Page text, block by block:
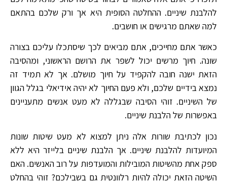
להלבנת שיניים. ההחלטה הסופית היא אך ורק שלכם בהתאם
למה שאתם מרגישים או חושבים.
כאשר אתם מחייכים, אתם מביאים לכך שיסתכלו עליכם בצורה
שונה. חיוך מרשים יכול לשפר את הרושם הראשוני, ומהסיבה
הזאת ישנה חובה להקפיד על חיוך מושלם. אך לא תמיד זה
נמצא בידיים שלכם, ולא פעם החיוך לא יהיה אידיאלי בגלל הגוון
של השיניים. זוהי הסיבה שבגללה לא מעט אנשים מתעניינים
באפשרות של הלבנת שיניים.
נכון לכתיבת שורות אלה ניתן למצוא לא מעט שיטות שונות
המיועדות להלבנת שיניים. אך הלבנת שיניים בלייזר היא ללא
ספק אחת מהשיטות המובילות והמועדפות על רוב האנשים. האם
השיטה הזאת יכולה להיות רלוונטית גם בשבילכם? זוהי בהחלט